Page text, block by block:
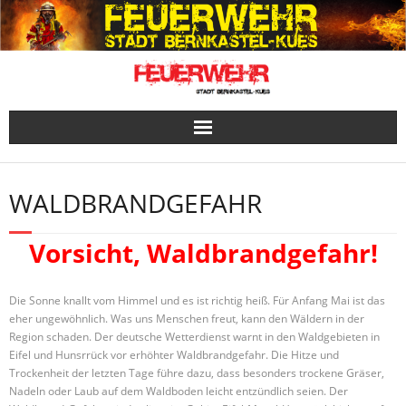
Skip
to
content
WALDBRANDGEFAHR
Vorsicht, Waldbrandgefahr!
Die Sonne knallt vom Himmel und es ist richtig heiß. Für Anfang Mai ist das
eher ungewöhnlich. Was uns Menschen freut, kann den Wäldern in der
Region schaden. Der deutsche Wetterdienst warnt in den Waldgebieten in
Eifel und Hunsrrück vor erhöhter Waldbrandgefahr. Die Hitze und
Trockenheit der letzten Tage führe dazu, dass besonders trockene Gräser,
Nadeln oder Laub auf dem Waldboden leicht entzündlich seien. Der